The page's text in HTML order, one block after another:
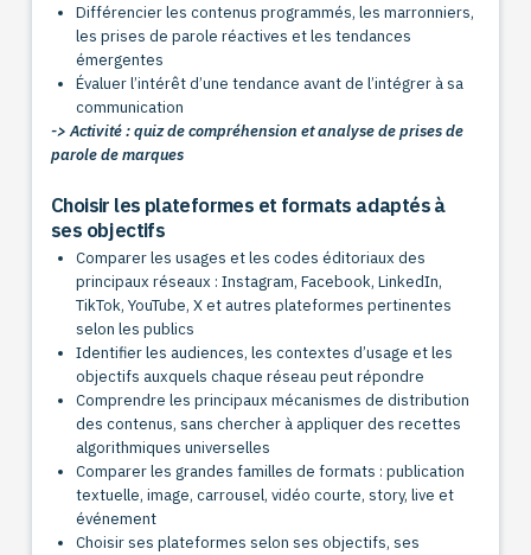
Différencier les contenus programmés, les marronniers,
les prises de parole réactives et les tendances
émergentes
Évaluer l’intérêt d’une tendance avant de l’intégrer à sa
communication
-> Activité : quiz de compréhension et analyse de prises de
parole de marques
Choisir les plateformes et formats adaptés à
ses objectifs
Comparer les usages et les codes éditoriaux des
principaux réseaux : Instagram, Facebook, LinkedIn,
TikTok, YouTube, X et autres plateformes pertinentes
selon les publics
Identifier les audiences, les contextes d’usage et les
objectifs auxquels chaque réseau peut répondre
Comprendre les principaux mécanismes de distribution
des contenus, sans chercher à appliquer des recettes
algorithmiques universelles
Comparer les grandes familles de formats : publication
textuelle, image, carrousel, vidéo courte, story, live et
événement
Choisir ses plateformes selon ses objectifs, ses